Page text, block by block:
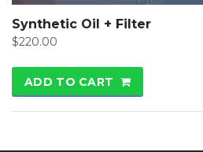
Synthetic Oil + Filter
$220.00
ADD TO CART